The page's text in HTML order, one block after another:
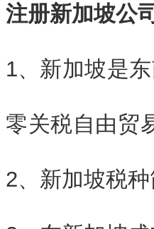
注册新加坡公
1、 新加坡是
零关税自由贸
2、新加坡税